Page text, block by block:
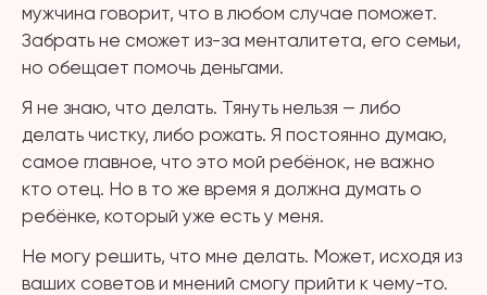
мужчина говорит, что в любом случае поможет.
Забрать не сможет из-за менталитета, его семьи,
но обещает помочь деньгами.
Я не знаю, что делать. Тянуть нельзя — либо
делать чистку, либо рожать. Я постоянно думаю,
самое главное, что это мой ребёнок, не важно
кто отец. Но в то же время я должна думать о
ребёнке, который уже есть у меня.
Не могу решить, что мне делать. Может, исходя из
ваших советов и мнений смогу прийти к чему-то.